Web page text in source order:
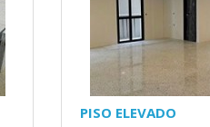
PISO ELEVADO